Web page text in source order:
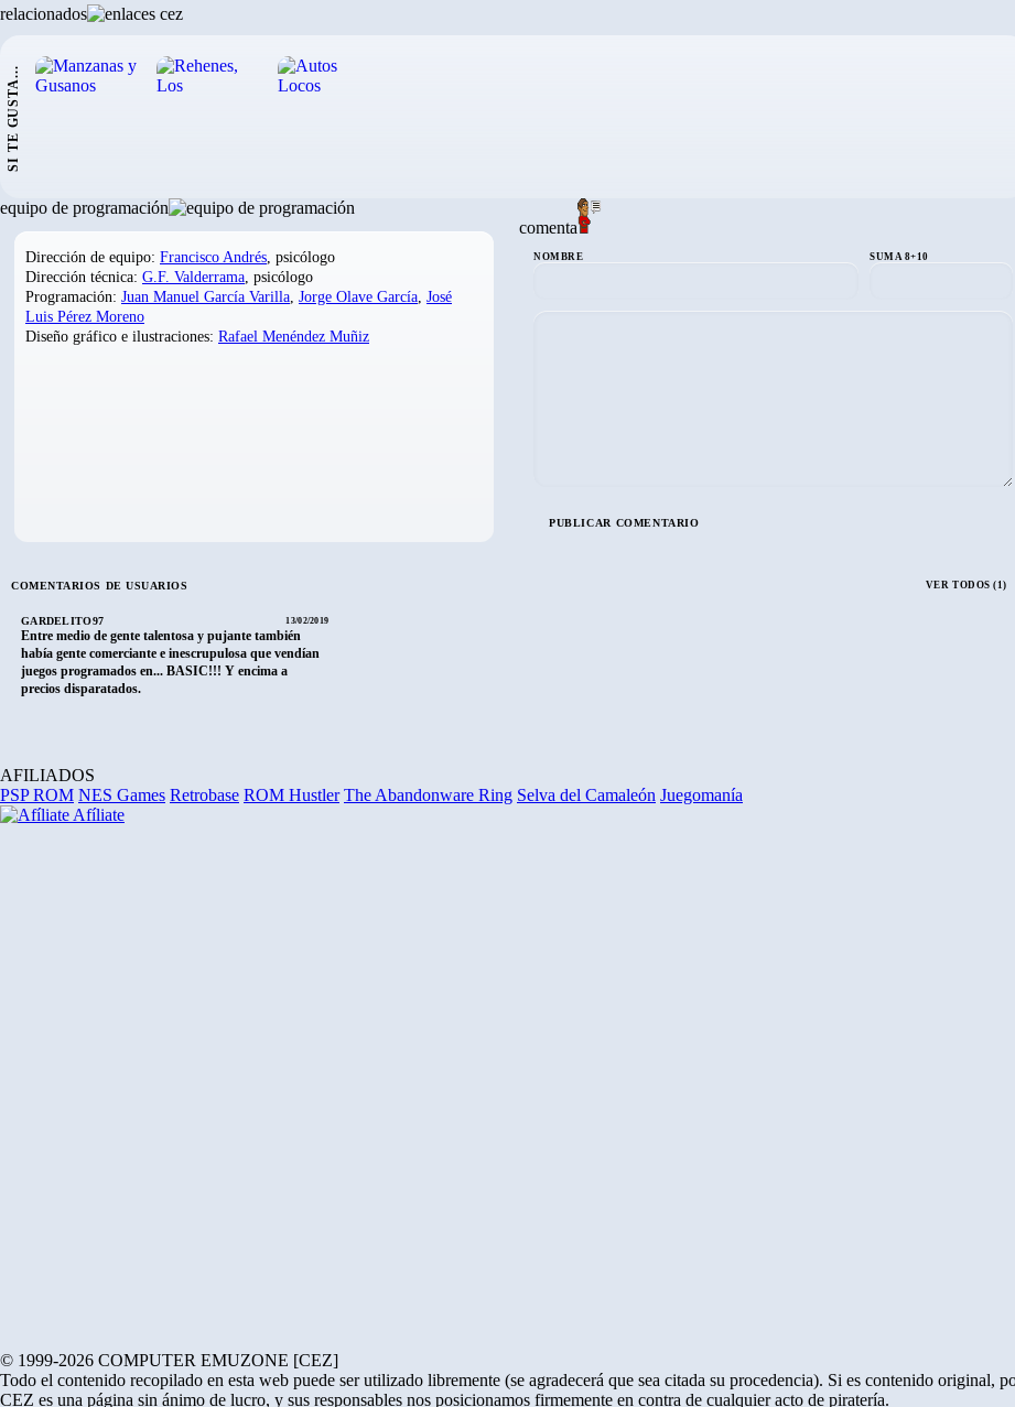
relacionados
SI TE GUSTA...
equipo de programación
Dirección de equipo: Francisco Andrés, psicólogo
Dirección técnica: G.F. Valderrama, psicólogo
Programación: Juan Manuel García Varilla, Jorge Olave García, José
Luis Pérez Moreno
Diseño gráfico e ilustraciones: Rafael Menéndez Muñiz
comenta
NOMBRE SUMA 8+10
COMENTARIOS DE USUARIOS VER TODOS (1)
GARDELITO97 13/02/2019
Entre medio de gente talentosa y pujante también
había gente comerciante e inescrupulosa que vendían
juegos programados en... BASIC!!! Y encima a
precios disparatados.
AFILIADOS
PSP ROM NES Games Retrobase ROM Hustler The Abandonware Ring Selva del Camaleón Juegomanía
Afíliate
© 1999-2026 COMPUTER EMUZONE [CEZ]
Todo el contenido recopilado en esta web puede ser utilizado libremente (se agradecerá que sea citada su procedencia). Si es contenido original,
CEZ es una página sin ánimo de lucro, y sus responsables nos posicionamos firmemente en contra de cualquier acto de piratería.